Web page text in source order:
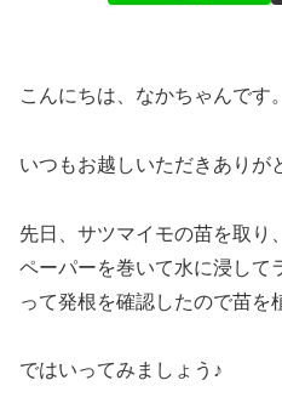
こんにちは、なかちゃんです。
いつもお越しいただきありが
先日、サツマイモの苗を取り
ペーパーを巻いて水に浸して
って発根を確認したので苗を
ではいってみましょう♪